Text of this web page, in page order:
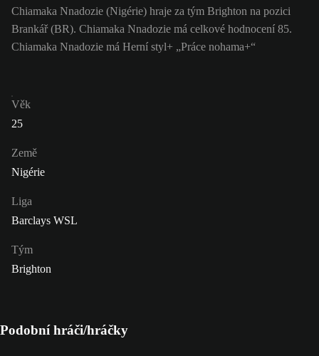
Chiamaka Nnadozie (Nigérie) hraje za tým Brighton na pozici
Brankář (BR). Chiamaka Nnadozie má celkové hodnocení 85.
Chiamaka Nnadozie má Herní styl+ „Práce nohama+“
Věk
25
Země
Nigérie
Liga
Barclays WSL
Tým
Brighton
Podobní hráči/hráčky